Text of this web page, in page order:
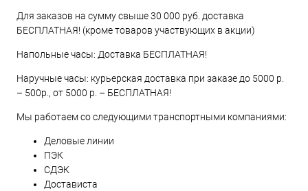
Для заказов на сумму свыше 30 000 руб. доставка
БЕСПЛАТНАЯ! (кроме товаров участвующих в акции)
Напольные часы: Доставка БЕСПЛАТНАЯ!
Наручные часы: курьерская доставка при заказе до 5000 р.
– 500р., от 5000 р. – БЕСПЛАТНАЯ!
Мы работаем со следующими транспортными компаниями:
Деловые линии
ПЭК
СДЭК
Достависта